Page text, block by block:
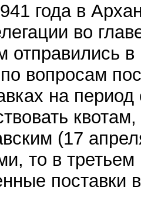
года в
во
отправились
вопросам
на
(17
то в
поставки